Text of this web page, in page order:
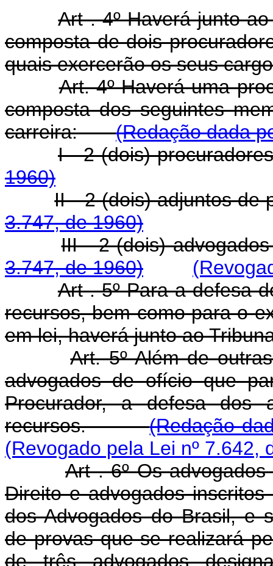
Art . 4º Haverá junto
composta de dois
quais exercerão os seus
Art. 4º Haverá uma
composta dos seguintes
carreira:(Redação dada
I - 2 (dois)
1960)
II - 2 (dois) adjuntos
3.747, de 1960)
III - 2 (dois)
3.747, de 1960)
Art . 5º Para a defesa
recursos, bem como para o
em lei, haverá junto ao
Art. 5º Além de
advogados de ofício que
Procurador, a defesa dos
recursos.(Redação
(Revogado pela Lei nº 7.642,
Art . 6º Os
Direito e advogados
dos Advogados do Brasil, e
de provas que se realizará
de três advogados